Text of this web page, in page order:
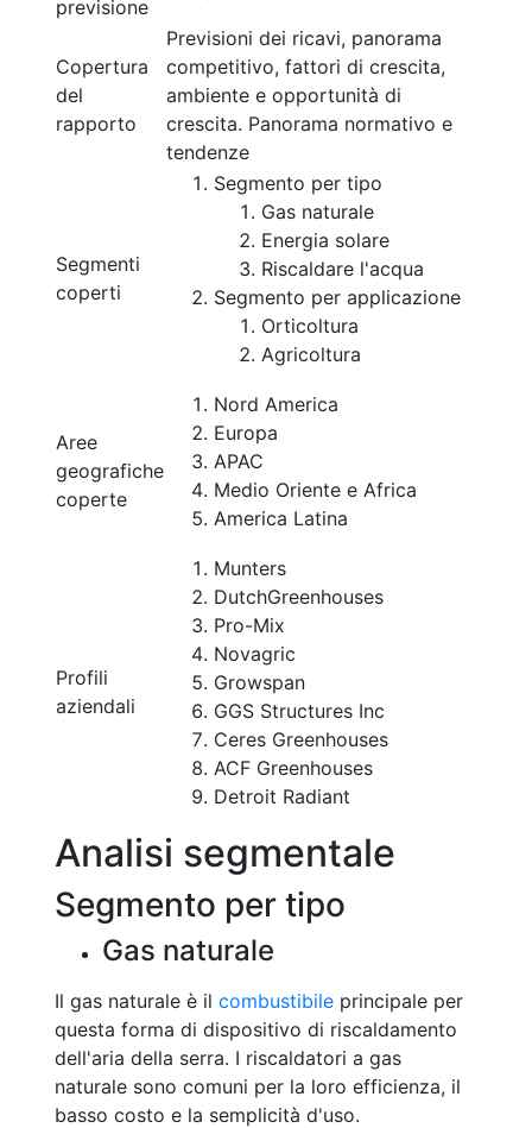
previsione
Copertura
del
rapporto
Previsioni dei ricavi, panorama
competitivo, fattori di crescita,
ambiente e opportunità di
crescita. Panorama normativo e
tendenze
Segmenti
coperti
Segmento per tipo
Gas naturale
Energia solare
Riscaldare l'acqua
Segmento per applicazione
Orticoltura
Agricoltura
Aree
geografiche
coperte
Nord America
Europa
APAC
Medio Oriente e Africa
America Latina
Profili
aziendali
Munters
DutchGreenhouses
Pro-Mix
Novagric
Growspan
GGS Structures Inc
Ceres Greenhouses
ACF Greenhouses
Detroit Radiant
Analisi segmentale
Segmento per tipo
Gas naturale
Il gas naturale è il combustibile principale per
questa forma di dispositivo di riscaldamento
dell'aria della serra. I riscaldatori a gas
naturale sono comuni per la loro efficienza, il
basso costo e la semplicità d'uso.